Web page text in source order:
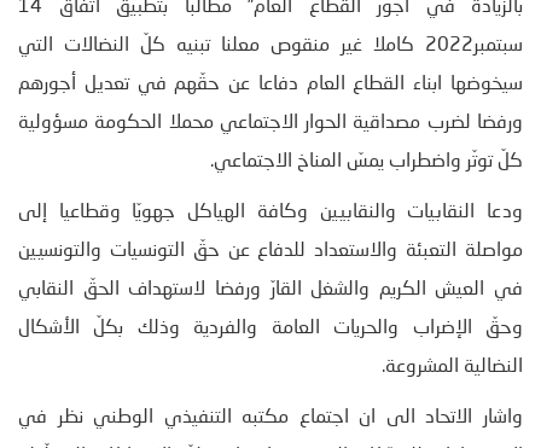
بالزيادة في أجور القطاع العام” مطالبا بتطبيق اتفاق 14
سبتمبر2022 كاملا غير منقوص معلنا تبنيه كلّ النضالات التي
سيخوضها ابناء القطاع العام دفاعا عن حقّهم في تعديل أجورهم
ورفضا لضرب مصداقية الحوار الاجتماعي محملا الحكومة مسؤولية
كلّ توتّر واضطراب يمسّ المناخ الاجتماعي.
ودعا النقابيات والنقابيين وكافة الهياكل جهويّا وقطاعيا إلى
مواصلة التعبئة والاستعداد للدفاع عن حقّ التونسيات والتونسيين
في العيش الكريم والشغل القارّ ورفضا لاستهداف الحقّ النقابي
وحقّ الإضراب والحريات العامة والفردية وذلك بكلّ الأشكال
النضالية المشروعة.
واشار الاتحاد الى ان اجتماع مكتبه التنفيذي الوطني نظر في